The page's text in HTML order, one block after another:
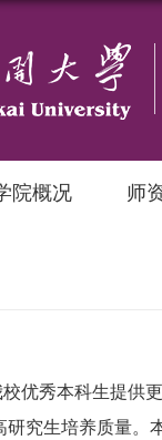
院概况 师
校优秀本科生提供
研究生培养质量。